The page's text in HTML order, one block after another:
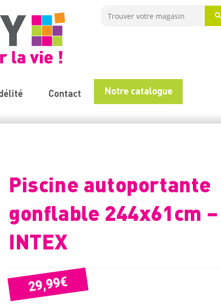
Contact Notre catalogue
Piscine autoportante
gonflable 244x61cm –
INTEX
29,99€